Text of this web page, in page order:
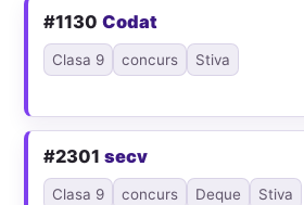
#1130Codat
Clasa 9 concurs Stiva
#2301secv
Clasa 9 concurs Deque Stiva